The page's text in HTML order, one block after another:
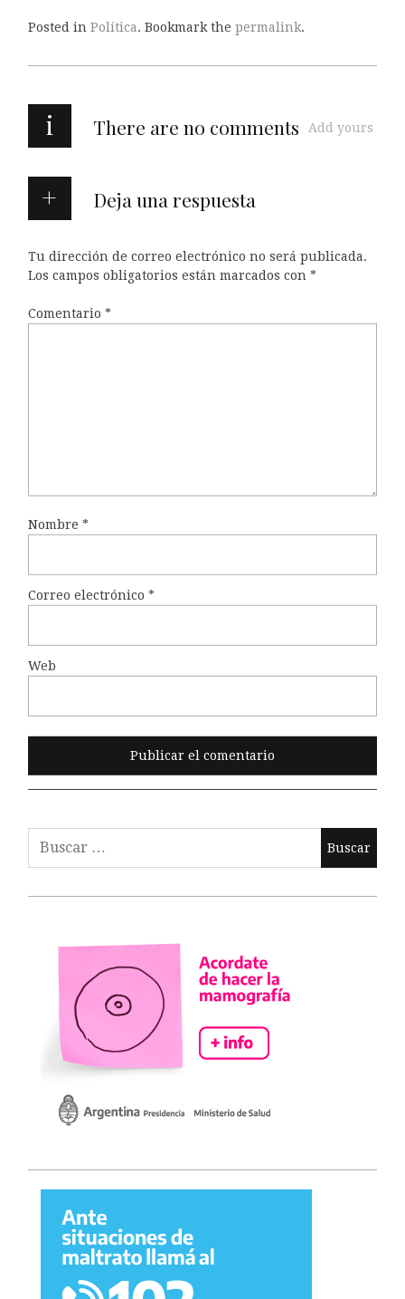
Posted in Política. Bookmark the permalink.
i There are no comments Add yours
Deja una respuesta
Tu dirección de correo electrónico no será publicada.
Los campos obligatorios están marcados con *
Comentario *
Nombre *
Correo electrónico *
Web